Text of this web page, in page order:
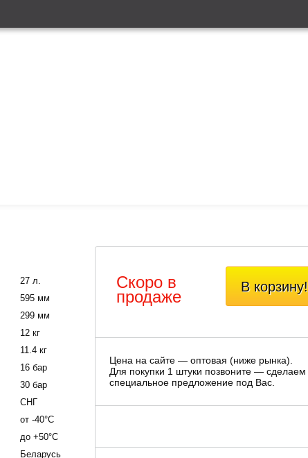
27 л.
595 мм
299 мм
12 кг
11.4 кг
16 бар
30 бар
СНГ
от -40°С
до +50°С
Беларусь
В корзину!
Скоро в
продаже
Цена на сайте — оптовая (ниже рынка).
Для покупки 1 штуки позвоните — сделаем
специальное предложение под Вас.